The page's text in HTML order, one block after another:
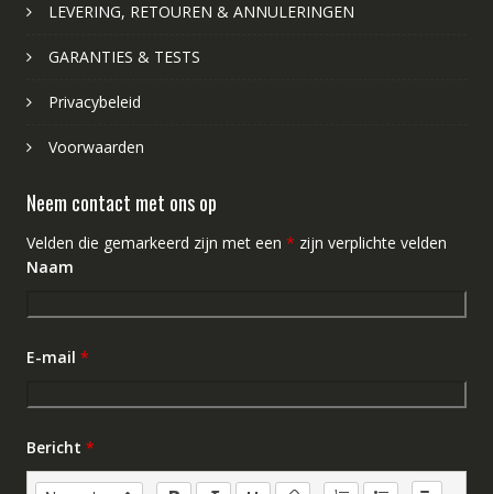
LEVERING, RETOUREN & ANNULERINGEN
GARANTIES & TESTS
Privacybeleid
Voorwaarden
Neem contact met ons op
Velden die gemarkeerd zijn met een * zijn verplichte velden
Naam
E-mail *
Bericht *